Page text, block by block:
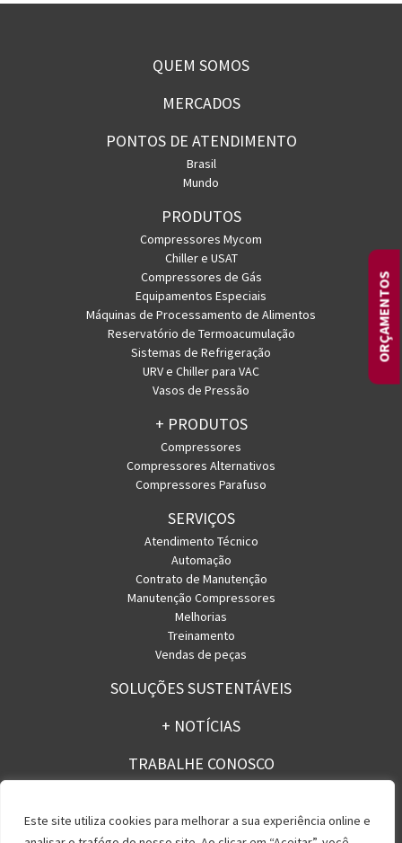
Este site utiliza cookies para melhorar a sua experiência online e
ORÇAMENTOS
QUEM SOMOS
MERCADOS
PONTOS DE ATENDIMENTO
Brasil
Mundo
PRODUTOS
Compressores Mycom
Chiller e USAT
Compressores de Gás
Equipamentos Especiais
Máquinas de Processamento de Alimentos
Reservatório de Termoacumulação
Sistemas de Refrigeração
URV e Chiller para VAC
Vasos de Pressão
+ PRODUTOS
Compressores
Compressores Alternativos
Compressores Parafuso
SERVIÇOS
Atendimento Técnico
Automação
Contrato de Manutenção
Manutenção Compressores
Melhorias
Treinamento
Vendas de peças
SOLUÇÕES SUSTENTÁVEIS
+ NOTÍCIAS
TRABALHE CONOSCO